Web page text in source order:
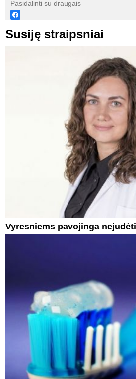
Pasidalinti su draugais
Susiję straipsniai
Vyresniems pavojinga nejudėti